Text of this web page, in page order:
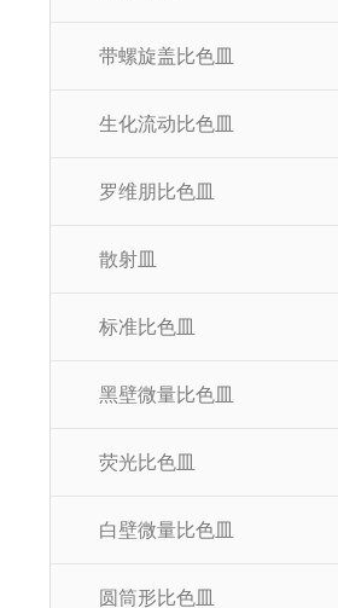
带螺旋盖比色皿
生化流动比色皿
罗维朋比色皿
散射皿
标准比色皿
黑壁微量比色皿
荧光比色皿
白壁微量比色皿
圆筒形比色皿